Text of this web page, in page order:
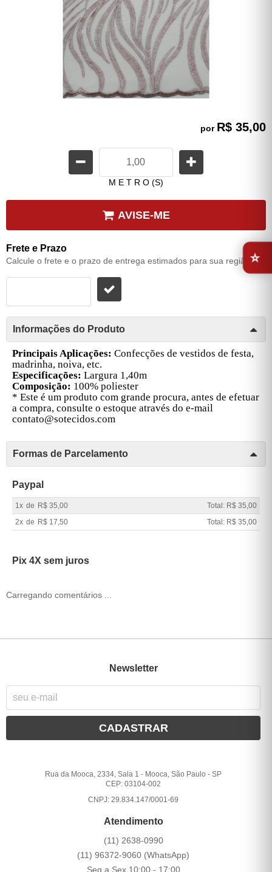
por R$ 35,00
M E T R O (S)
AVISE-ME
Frete e Prazo
Calcule o frete e o prazo de entrega estimados para sua região:
Informações do Produto
Principais Aplicações: Confecções de vestidos de festa,
madrinha, noiva, etc.
Especificações: Largura 1,40m
Composição: 100% poliester
* Este é um produto com grande procura, antes de efetuar
a compra, consulte o estoque através do e-mail
contato@sotecidos.com
Formas de Parcelamento
Paypal
1x de R$ 35,00
Total: R$ 35,00
2x de R$ 17,50 Total: R$ 35,00
Pix 4X sem juros
Carregando comentários ...
Newsletter
CADASTRAR
Rua da Mooca, 2334, Sala 1 - Mooca, São Paulo -SP
CEP: 03104-002
CNPJ: 29.834.147/0001-69
Atendimento
(11) 2638-0990
(11) 96372-9060 (WhatsApp)
Seg a Sex 10:00 - 17:00
⭐